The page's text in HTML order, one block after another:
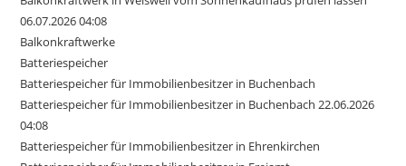
06.07.2026 04:08
Balkonkraftwerke
Batteriespeicher
Batteriespeicher für Immobilienbesitzer in Buchenbach
Batteriespeicher für Immobilienbesitzer in Buchenbach 22.06.2026
04:08
Batteriespeicher für Immobilienbesitzer in Ehrenkirchen